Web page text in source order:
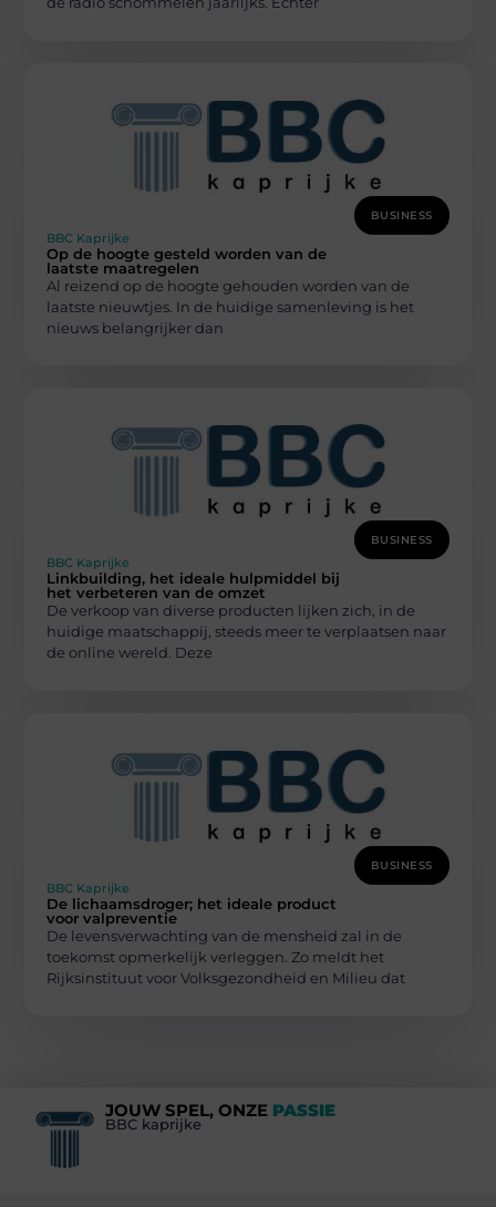
BUSINESS
BBC Kaprijke
Op de hoogte gesteld worden van de
laatste maatregelen
Al reizend op de hoogte gehouden worden van de
laatste nieuwtjes. In de huidige samenleving is het
nieuws belangrijker dan
BUSINESS
BBC Kaprijke
Linkbuilding, het ideale hulpmiddel bij
het verbeteren van de omzet
De verkoop van diverse producten lijken zich, in de
huidige maatschappij, steeds meer te verplaatsen naar
de online wereld. Deze
BUSINESS
BBC Kaprijke
De lichaamsdroger; het ideale product
voor valpreventie
De levensverwachting van de mensheid zal in de
toekomst opmerkelijk verleggen. Zo meldt het
Rijksinstituut voor Volksgezondheid en Milieu dat
JOUW SPEL, ONZE PASSIE
BBC kaprijke